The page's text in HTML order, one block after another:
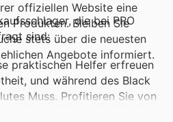
offiziellen Website eine
Produkten. Bleiben Sie
stets über die neuesten
Angebote informiert.
die bei PRO
sind:
praktischen Helfer erfreuen
und während des Black
Muss. Profitieren Sie von